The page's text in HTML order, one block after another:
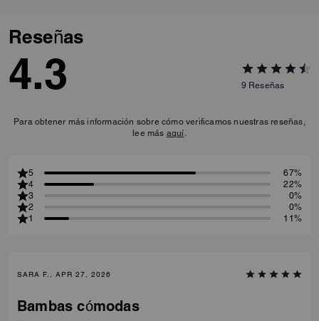
Reseñas
4.3 9 Reseñas
Para obtener más información sobre cómo verificamos nuestras reseñas,
lee más aquí
5
67%
4
22%
3
0%
2
0%
1
11%
SARA F., APR 27, 2026
Bambas cómodas